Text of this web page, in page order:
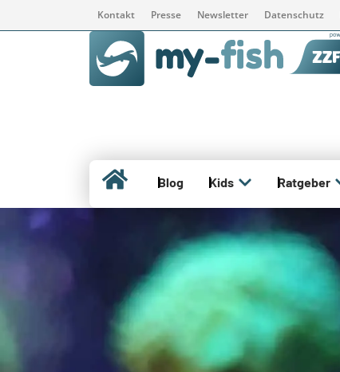
Kontakt Presse Newsletter Datenschutz
Blog Kids Ratgeber